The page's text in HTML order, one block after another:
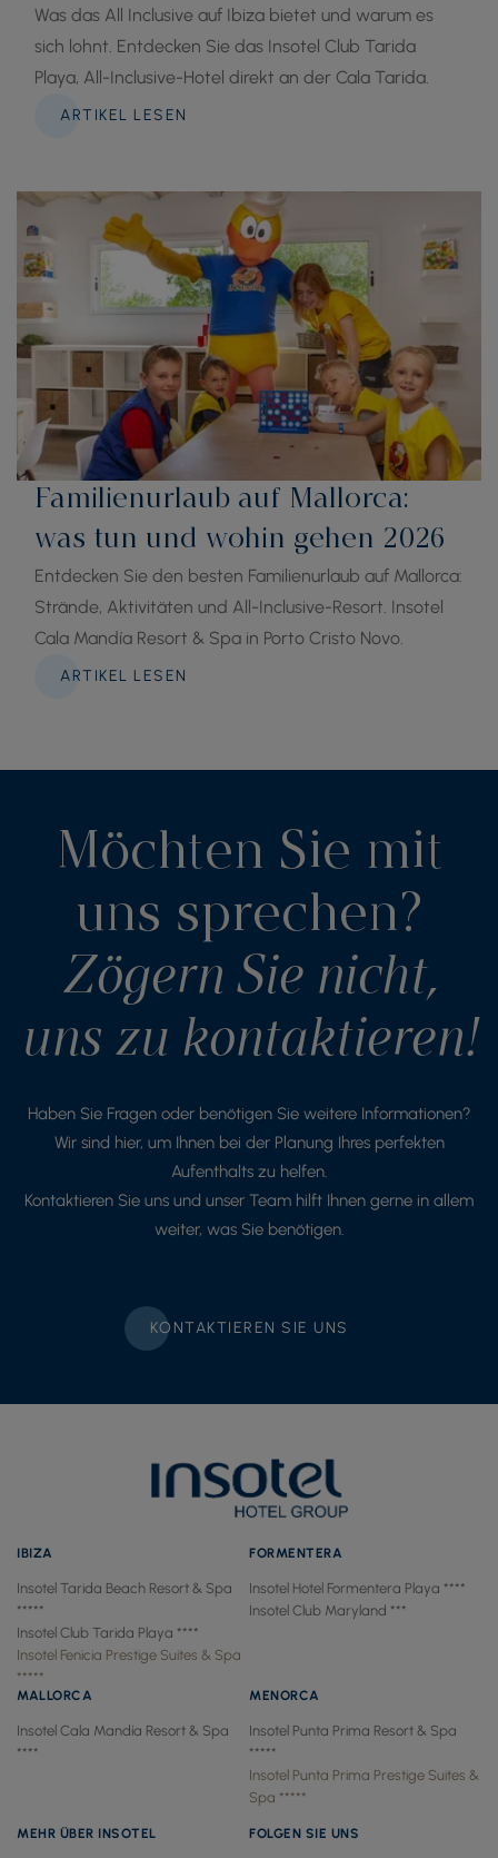
Was das All Inclusive auf Ibiza bietet und warum es
sich lohnt. Entdecken Sie das Insotel Club Tarida
Playa, All-Inclusive-Hotel direkt an der Cala Tarida.
ARTIKEL LESEN
Familienurlaub auf Mallorca:
was tun und wohin gehen 2026
Entdecken Sie den besten Familienurlaub auf Mallorca:
Strände, Aktivitäten und All-Inclusive-Resort. Insotel
Cala Mandía Resort & Spa in Porto Cristo Novo.
ARTIKEL LESEN
Möchten Sie mit
uns sprechen?
Zögern Sie nicht,
uns zu kontaktieren!
Haben Sie Fragen oder benötigen Sie weitere Informationen?
Wir sind hier, um Ihnen bei der Planung Ihres perfekten
Aufenthalts zu helfen.
Kontaktieren Sie uns und unser Team hilft Ihnen gerne in allem
weiter, was Sie benötigen.
KONTAKTIEREN SIE UNS
IBIZA
Insotel Tarida Beach Resort & Spa
*****
Insotel Club Tarida Playa ****
Insotel Fenicia Prestige Suites & Spa
*****
FORMENTERA
Insotel Hotel Formentera Playa ****
Insotel Club Maryland ***
MALLORCA
Insotel Cala Mandía Resort & Spa
****
MENORCA
Insotel Punta Prima Resort & Spa
*****
Insotel Punta Prima Prestige Suites &
Spa *****
MEHR ÜBER INSOTEL FOLGEN SIE UNS